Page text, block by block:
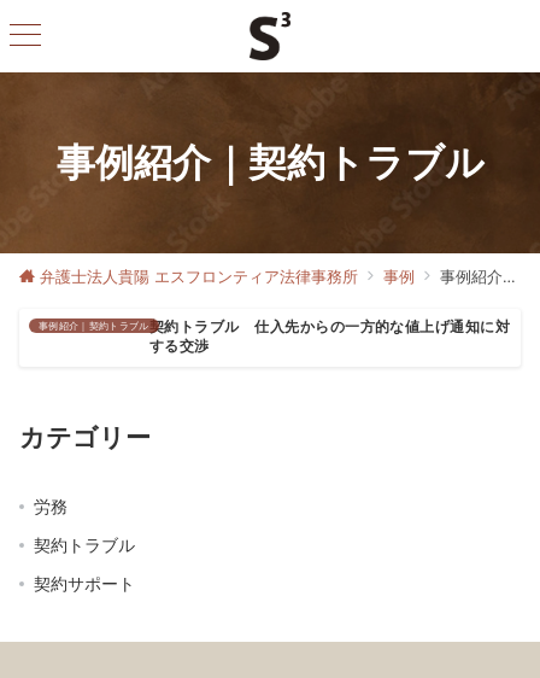
事例紹介｜契約トラブル
弁護士法人貴陽 エスフロンティア法律事務所 事例 事例紹介｜契約トラブル
事例紹介｜契約トラブル 契約トラブル 仕入先からの一方的な値上げ通知に対
する交渉
カテゴリー
労務
契約トラブル
契約サポート